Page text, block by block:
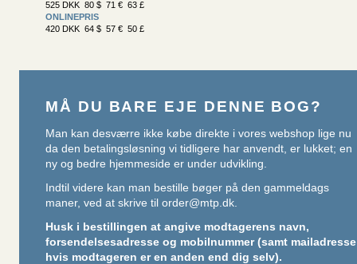
525 DKK 80 $ 71 € 63 £
ONLINEPRIS
420 DKK 64 $ 57 € 50 £
MÅ DU BARE EJE DENNE BOG?
Man kan desværre ikke købe direkte i vores webshop lige nu
da den betalingsløsning vi tidligere har anvendt, er lukket; en
ny og bedre hjemmeside er under udvikling.
Indtil videre kan man bestille bøger på den gammeldags
maner, ved at skrive til order@mtp.dk.
Husk i bestillingen at angive modtagerens navn,
forsendelsesadresse og mobilnummer (samt mailadresse
hvis modtageren er en anden end dig selv).